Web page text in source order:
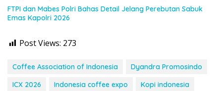
FTPI dan Mabes Polri Bahas Detail Jelang Perebutan Sabuk
Emas Kapolri 2026
Post Views: 273
Coffee Association of Indonesia
Dyandra Promosindo
ICX 2026
Indonesia coffee expo Kopi indonesia